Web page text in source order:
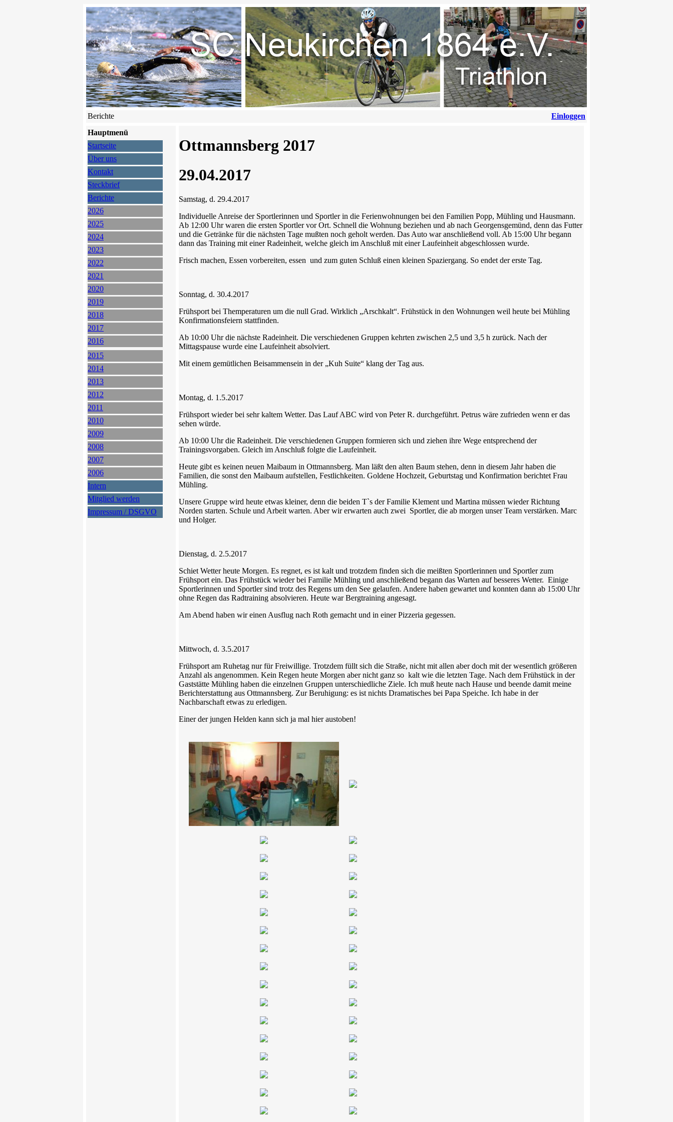
Berichte
Einloggen
Hauptmenü
Startseite
Über uns
Kontakt
Steckbrief
Berichte
2026
2025
2024
2023
2022
2021
2020
2019
2018
2017
2016
2015
2014
2013
2012
2011
2010
2009
2008
2007
2006
Intern
Mitglied werden
Impressum / DSGVO
Ottmannsberg 2017
29.04.2017
Samstag, d. 29.4.2017
Individuelle Anreise der Sportlerinnen und Sportler in die Ferienwohnungen bei den Familien Popp, Mühling und Hausmann.
Ab 12:00 Uhr waren die ersten Sportler vor Ort. Schnell die Wohnung beziehen und ab nach Georgensgemünd, denn das Futter
und die Getränke für die nächsten Tage mußten noch geholt werden. Das Auto war anschließend voll. Ab 15:00 Uhr begann
dann das Training mit einer Radeinheit, welche gleich im Anschluß mit einer Laufeinheit abgeschlossen wurde.
Frisch machen, Essen vorbereiten, essen und zum guten Schluß einen kleinen Spaziergang. So endet der erste Tag.
Sonntag, d. 30.4.2017
Frühsport bei Themperaturen um die null Grad. Wirklich „Arschkalt“. Frühstück in den Wohnungen weil heute bei Mühling
Konfirmationsfeiern stattfinden.
Ab 10:00 Uhr die nächste Radeinheit. Die verschiedenen Gruppen kehrten zwischen 2,5 und 3,5 h zurück. Nach der
Mittagspause wurde eine Laufeinheit absolviert.
Mit einem gemütlichen Beisammensein in der „Kuh Suite“ klang der Tag aus.
Montag, d. 1.5.2017
Frühsport wieder bei sehr kaltem Wetter. Das Lauf ABC wird von Peter R. durchgeführt. Petrus wäre zufrieden wenn er das
sehen würde.
Ab 10:00 Uhr die Radeinheit. Die verschiedenen Gruppen formieren sich und ziehen ihre Wege entsprechend der
Trainingsvorgaben. Gleich im Anschluß folgte die Laufeinheit.
Heute gibt es keinen neuen Maibaum in Ottmannsberg. Man läßt den alten Baum stehen, denn in diesem Jahr haben die
Familien, die sonst den Maibaum aufstellen, Festlichkeiten. Goldene Hochzeit, Geburtstag und Konfirmation berichtet Frau
Mühling.
Unsere Gruppe wird heute etwas kleiner, denn die beiden T`s der Familie Klement und Martina müssen wieder Richtung
Norden starten. Schule und Arbeit warten. Aber wir erwarten auch zwei Sportler, die ab morgen unser Team verstärken. Marc
und Holger.
Dienstag, d. 2.5.2017
Schiet Wetter heute Morgen. Es regnet, es ist kalt und trotzdem finden sich die meißten Sportlerinnen und Sportler zum
Frühsport ein. Das Frühstück wieder bei Familie Mühling und anschließend begann das Warten auf besseres Wetter. Einige
Sportlerinnen und Sportler sind trotz des Regens um den See gelaufen. Andere haben gewartet und konnten dann ab 15:00 Uhr
ohne Regen das Radtraining absolvieren. Heute war Bergtraining angesagt.
Am Abend haben wir einen Ausflug nach Roth gemacht und in einer Pizzeria gegessen.
Mittwoch, d. 3.5.2017
Frühsport am Ruhetag nur für Freiwillige. Trotzdem füllt sich die Straße, nicht mit allen aber doch mit der wesentlich größeren
Anzahl als angenommen. Kein Regen heute Morgen aber nicht ganz so kalt wie die letzten Tage. Nach dem Frühstück in der
Gaststätte Mühling haben die einzelnen Gruppen unterschiedliche Ziele. Ich muß heute nach Hause und beende damit meine
Berichterstattung aus Ottmannsberg. Zur Beruhigung: es ist nichts Dramatisches bei Papa Speiche. Ich habe in der
Nachbarschaft etwas zu erledigen.
Einer der jungen Helden kann sich ja mal hier austoben!